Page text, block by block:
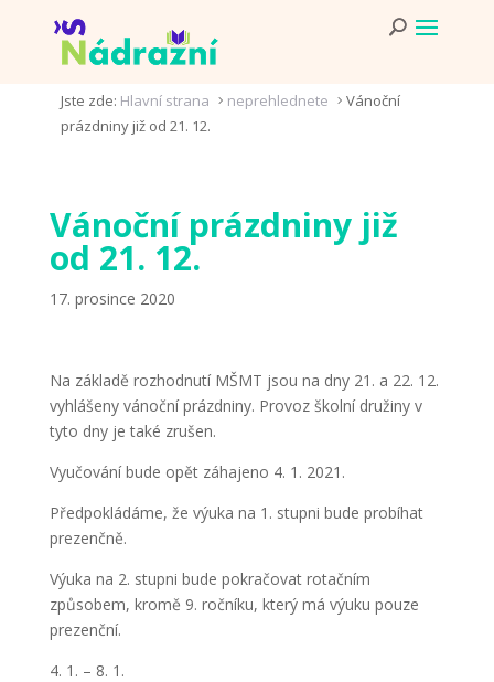
Jste zde: Hlavní strana 5 neprehlednete 5 Vánoční
prázdniny již od 21. 12.
Vánoční prázdniny již
od 21. 12.
17. prosince 2020
Na základě rozhodnutí MŠMT jsou na dny 21. a 22. 12.
vyhlášeny vánoční prázdniny. Provoz školní družiny v
tyto dny je také zrušen.
Vyučování bude opět záhajeno 4. 1. 2021.
Předpokládáme, že výuka na 1. stupni bude probíhat
prezenčně.
Výuka na 2. stupni bude pokračovat rotačním
způsobem, kromě 9. ročníku, který má výuku pouze
prezenční.
4. 1. – 8. 1.